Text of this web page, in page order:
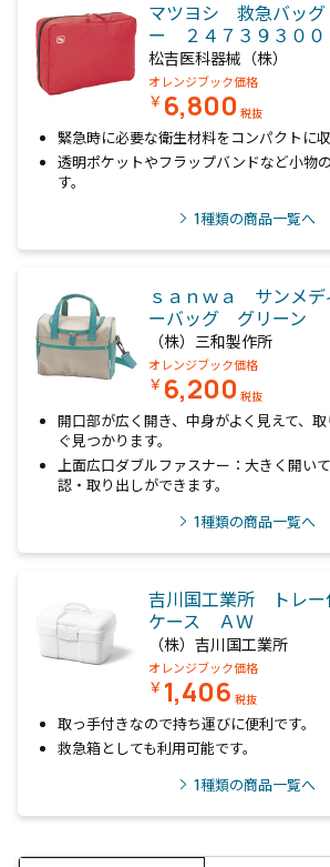
マツヨシ 救急バッ
ー ２４７３９３００
松吉医科器械（株）
オレンジブック価格
￥ 6,800 税抜
緊急時に必要な衛生材料をコンパクトに収
透明ポケットやフラップバンドなど小物
す。
1種類の商品一覧へ
ｓａｎｗａ サンメデ
ーバッグ グリーン
（株）三和製作所
オレンジブック価格
￥ 6,200 税抜
開口部が広く開き、中身がよく見えて、
ぐ見つかります。
上面広口ダブルファスナー：大きく開い
認・取り出しができます。
1種類の商品一覧へ
吉川国工業所 トレー
ケース ＡＷ
（株）吉川国工業所
オレンジブック価格
￥ 1,406 税抜
取っ手付きなので持ち運びに便利です。
救急箱としても利用可能です。
1種類の商品一覧へ